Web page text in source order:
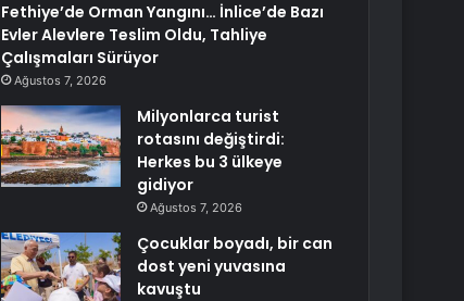
Fethiye’de Orman Yangını… İnlice’de Bazı
Evler Alevlere Teslim Oldu, Tahliye
Çalışmaları Sürüyor
Ağustos 7, 2026
Milyonlarca turist
rotasını değiştirdi:
Herkes bu 3 ülkeye
gidiyor
Ağustos 7, 2026
Çocuklar boyadı, bir can
dost yeni yuvasına
kavuştu